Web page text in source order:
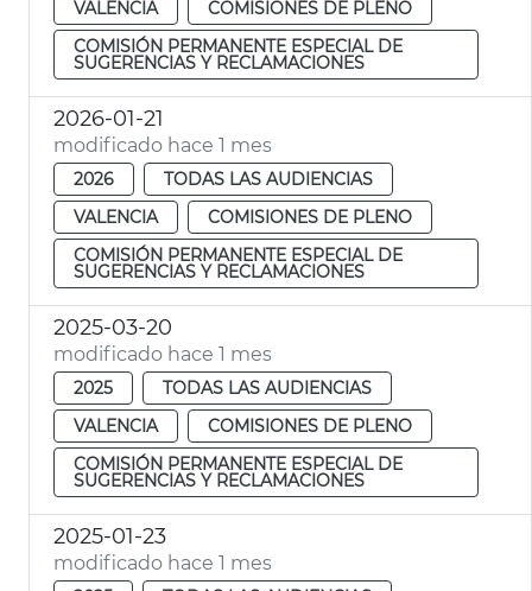
VALENCIA
COMISIONES DE PLENO
COMISIÓN PERMANENTE ESPECIAL DE
SUGERENCIAS Y RECLAMACIONES
2026-01-21
modificado hace 1 mes
2026
TODAS LAS AUDIENCIAS
VALENCIA
COMISIONES DE PLENO
COMISIÓN PERMANENTE ESPECIAL DE
SUGERENCIAS Y RECLAMACIONES
2025-03-20
modificado hace 1 mes
2025
TODAS LAS AUDIENCIAS
VALENCIA
COMISIONES DE PLENO
COMISIÓN PERMANENTE ESPECIAL DE
SUGERENCIAS Y RECLAMACIONES
2025-01-23
modificado hace 1 mes